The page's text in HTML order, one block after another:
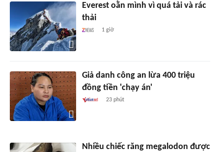
Everest oằn mình vì quá tải và rác
thải
1 giờ
Giả danh công an lừa 400 triệu
đồng tiền 'chạy án'
23 phút
Nhiều chiếc răng megalodon được